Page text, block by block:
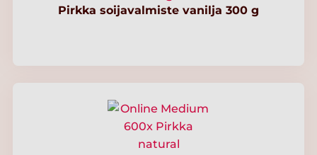
Pirkka soijavalmiste vanilja 300 g